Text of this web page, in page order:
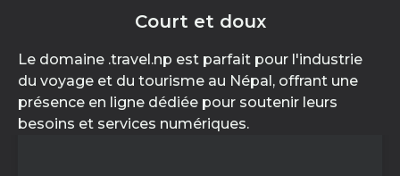
Court et doux
Le domaine .travel.np est parfait pour l'industrie
du voyage et du tourisme au Népal, offrant une
présence en ligne dédiée pour soutenir leurs
besoins et services numériques.